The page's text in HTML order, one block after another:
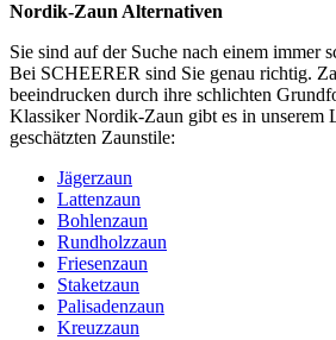
Nordik-Zaun Alternativen
Sie sind auf der Suche nach einem immer
Bei SCHEERER sind Sie genau richtig.
beeindrucken durch ihre schlichten
Klassiker Nordik-Zaun gibt es in unserem
geschätzten Zaunstile:
Jägerzaun
Lattenzaun
Bohlenzaun
Rundholzzaun
Friesenzaun
Staketzaun
Palisadenzaun
Kreuzzaun